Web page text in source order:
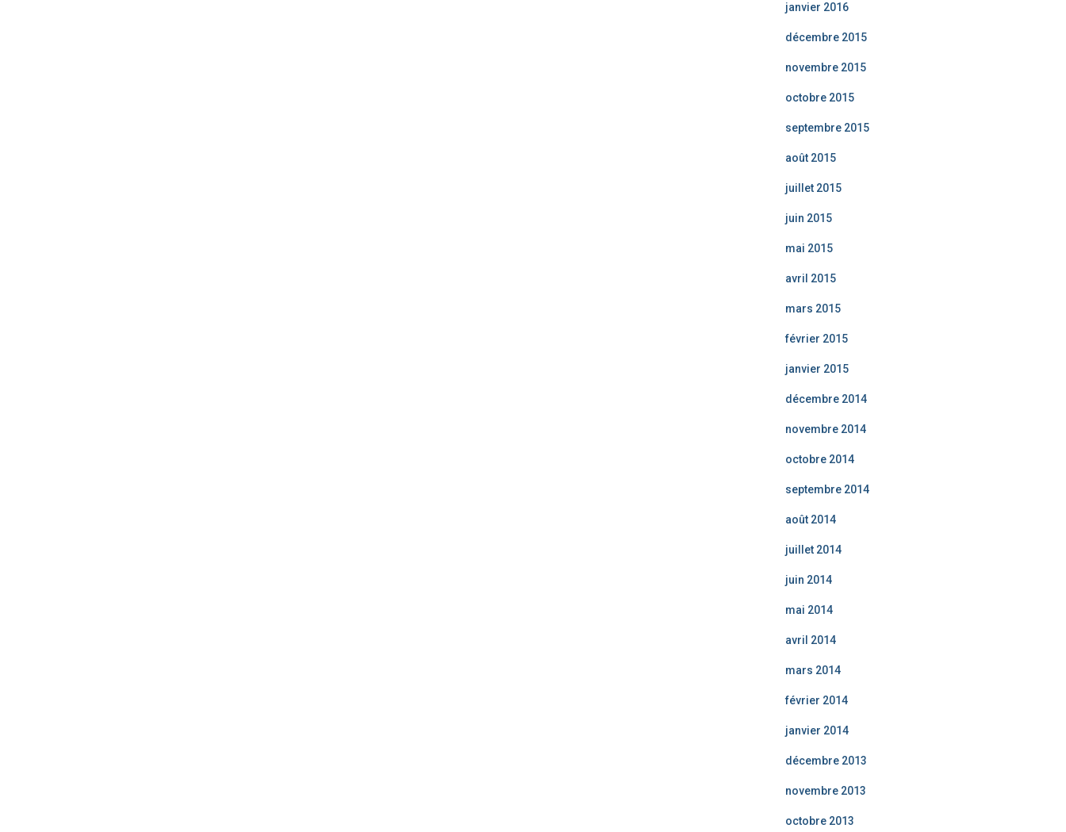
janvier 2016
décembre 2015
novembre 2015
octobre 2015
septembre 2015
août 2015
juillet 2015
juin 2015
mai 2015
avril 2015
mars 2015
février 2015
janvier 2015
décembre 2014
novembre 2014
octobre 2014
septembre 2014
août 2014
juillet 2014
juin 2014
mai 2014
avril 2014
mars 2014
février 2014
janvier 2014
décembre 2013
novembre 2013
octobre 2013